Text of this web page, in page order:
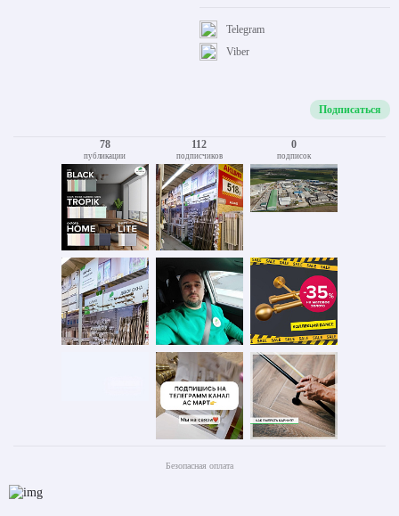
Viber
Telegram
Подписаться
78
публикации
112
подписчиков
0
подписок
Безопасная оплата